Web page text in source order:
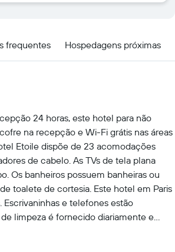
frequentes Hospedagens próximas
24 horas, este hotel para não
na recepção e Wi-Fi grátis nas áreas
Etoile dispõe de 23 acomodações
de cabelo. As TVs de tela plana
Os banheiros possuem banheiras ou
toalete de cortesia. Este hotel em Paris
Escrivaninhas e telefones estão
limpeza é fornecido diariamente e